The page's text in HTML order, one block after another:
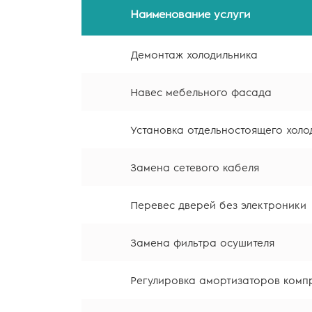
Наименование услуги
Демонтаж холодильника
Навес мебельного фасада
Установка отдельностоящего
Замена сетевого кабеля
Перевес дверей без электроники
Замена фильтра осушителя
Регулировка амортизаторов